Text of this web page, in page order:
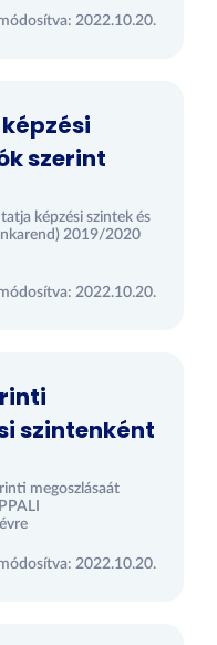
2022.10.20.
szerint
képzési szintek és
2019/2020
2022.10.20.
szintenként
megoszlásaát
2022.10.20.